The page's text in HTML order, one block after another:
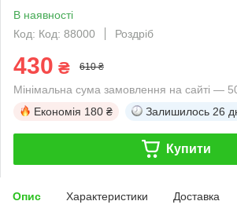
В наявності
Код: Код: 88000
Роздріб
430 ₴ 610 ₴
Мінімальна сума замовлення на сайті —
Економія 180 ₴ Залишилось 26
Купити
Опис Характеристики Доставка